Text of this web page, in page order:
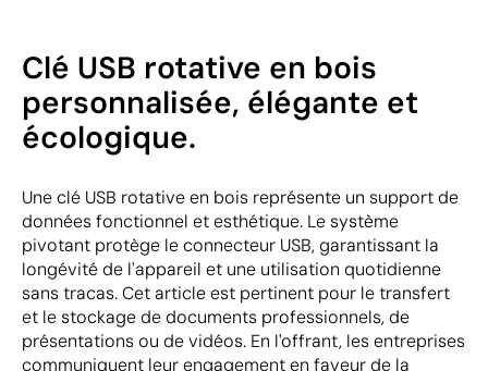
Clé USB rotative en bois
personnalisée, élégante et
écologique.
Une clé USB rotative en bois représente un support de
données fonctionnel et esthétique. Le système
pivotant protège le connecteur USB, garantissant la
longévité de l'appareil et une utilisation quotidienne
sans tracas. Cet article est pertinent pour le transfert
et le stockage de documents professionnels, de
présentations ou de vidéos. En l'offrant, les entreprises
communiquent leur engagement en faveur de la